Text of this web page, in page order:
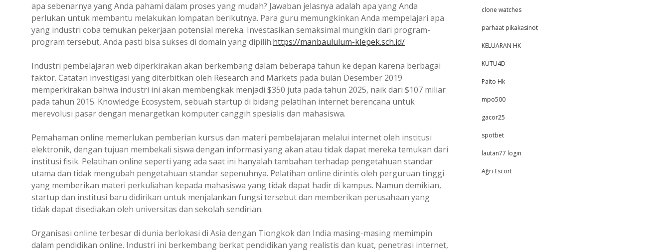
apa sebenarnya yang Anda pahami dalam proses yang mudah? Jawaban jelasnya adalah apa yang Anda
perlukan untuk membantu melakukan lompatan berikutnya. Para guru memungkinkan Anda mempelajari apa
yang industri coba temukan pekerjaan potensial mereka. Investasikan semaksimal mungkin dari program-
program tersebut, Anda pasti bisa sukses di domain yang dipilih.https://manbaululum-klepek.sch.id/
Industri pembelajaran web diperkirakan akan berkembang dalam beberapa tahun ke depan karena berbagai
faktor. Catatan investigasi yang diterbitkan oleh Research and Markets pada bulan Desember 2019
memperkirakan bahwa industri ini akan membengkak menjadi $350 juta pada tahun 2025, naik dari $107 miliar
pada tahun 2015. Knowledge Ecosystem, sebuah startup di bidang pelatihan internet berencana untuk
merevolusi pasar dengan menargetkan komputer canggih spesialis dan mahasiswa.
Pemahaman online memerlukan pemberian kursus dan materi pembelajaran melalui internet oleh institusi
elektronik, dengan tujuan membekali siswa dengan informasi yang akan atau tidak dapat mereka temukan dari
institusi fisik. Pelatihan online seperti yang ada saat ini hanyalah tambahan terhadap pengetahuan standar
utama dan tidak mengubah pengetahuan standar sepenuhnya. Pelatihan online dirintis oleh perguruan tinggi
yang memberikan materi perkuliahan kepada mahasiswa yang tidak dapat hadir di kampus. Namun demikian,
startup dan institusi baru didirikan untuk menjalankan fungsi tersebut dan memberikan perusahaan yang
tidak dapat disediakan oleh universitas dan sekolah sendirian.
Organisasi online terbesar di dunia berlokasi di Asia dengan Tiongkok dan India masing-masing memimpin
dalam pendidikan online. Industri ini berkembang berkat pendidikan yang realistis dan kuat, penetrasi internet,
clone watches
parhaat pikakasinot
KELUARAN HK
KUTU4D
Paito Hk
mpo500
gacor25
spotbet
lautan77 login
Ağrı Escort